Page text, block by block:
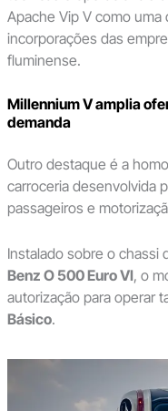
Apache Vip V como uma
incorporações das
fluminense.
Millennium V amplia
demanda
Outro destaque é a
carroceria desenvolvida
passageiros e
Instalado sobre o chassi
Benz O 500 Euro VI, o
autorização para operar
Básico.